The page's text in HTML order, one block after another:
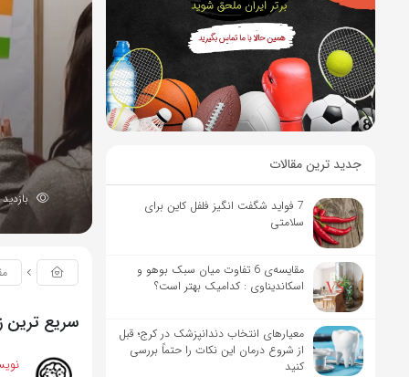
جدید ترین مقالات
7 فواید شگفت انگیز فلفل کاین برای
سلامتی
مقایسه‌ی 6 تفاوت میان سبک بوهو و
اسکاندیناوی : کدامیک بهتر است؟
معیارهای انتخاب دندانپزشک در کرج؛ قبل
از شروع درمان این نکات را حتماً بررسی
کنید
بازدید 2409
سریع ترین